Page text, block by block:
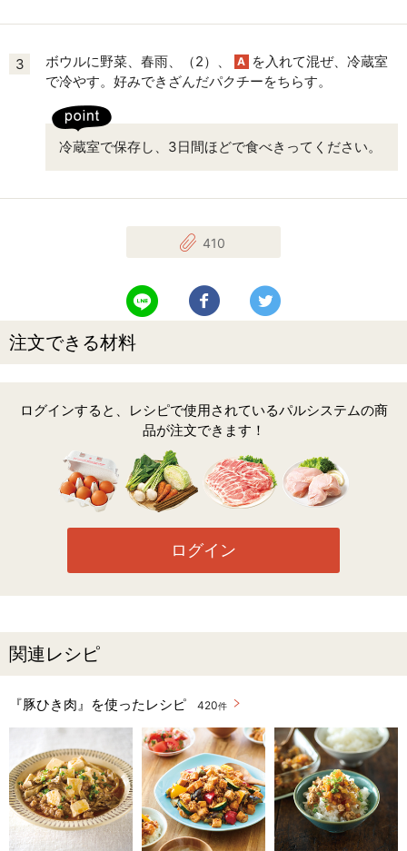
3 ボウルに野菜、春雨、（2）、 A を入れて混ぜ、冷蔵室
で冷やす。好みできざんだパクチーをちらす。
冷蔵室で保存し、3日間ほどで食べきってください。
410
LINEで送る Facebookでシェアする
注文できる材料
ログインすると、レシピで使用されているパルシステムの商
品が注文できます！
ログイン
関連レシピ
『豚ひき肉』を使ったレシピ 420件